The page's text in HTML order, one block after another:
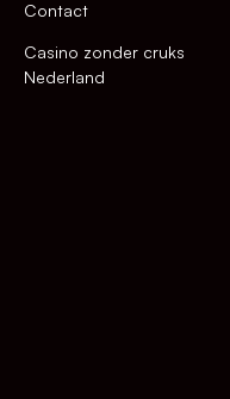
Contact
Casino zonder cruks
Nederland